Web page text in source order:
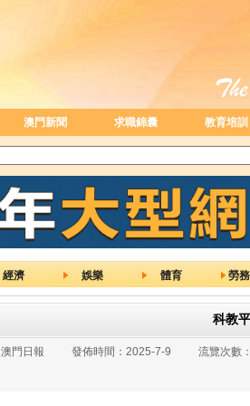
澳門新聞 求職錦囊 教育培訓
經濟 娛樂 體育 勞
科教
澳門日報 發佈時間： 2025-7-9 流覽次數：